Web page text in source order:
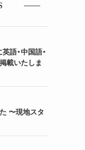
語・中国語・
載いたしま
〜現地スタ